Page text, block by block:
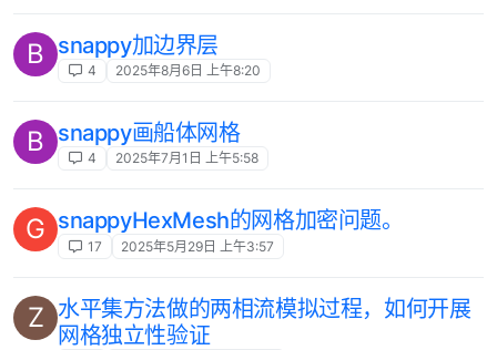
B snappy加边界层
4 2025年8月6日 上午8:20
B snappy画船体网格
4 2025年7月1日 上午5:58
G snappyHexMesh的网格加密问题。
17 2025年5月29日 上午3:57
Z 水平集方法做的两相流模拟过程，如何开展
网格独立性验证